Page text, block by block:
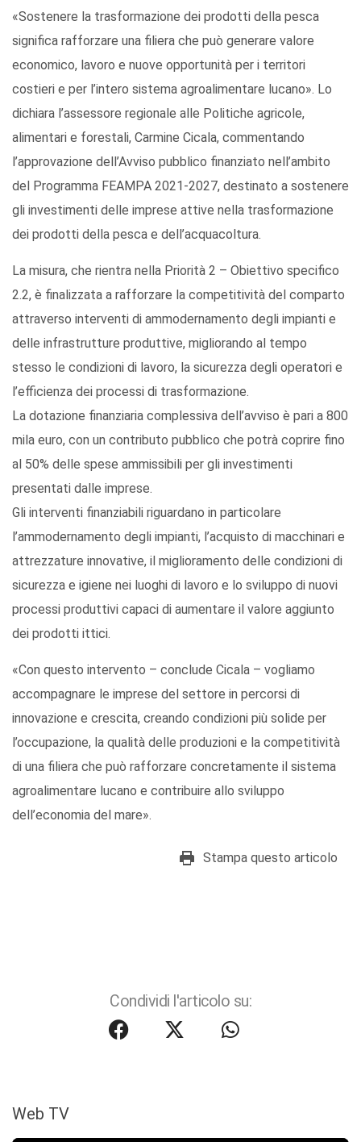
«Sostenere la trasformazione dei prodotti della pesca
significa rafforzare una filiera che può generare valore
economico, lavoro e nuove opportunità per i territori
costieri e per l’intero sistema agroalimentare lucano». Lo
dichiara l’assessore regionale alle Politiche agricole,
alimentari e forestali, Carmine Cicala, commentando
l’approvazione dell’Avviso pubblico finanziato nell’ambito
del Programma FEAMPA 2021-2027, destinato a sostenere
gli investimenti delle imprese attive nella trasformazione
dei prodotti della pesca e dell’acquacoltura.
La misura, che rientra nella Priorità 2 – Obiettivo specifico
2.2, è finalizzata a rafforzare la competitività del comparto
attraverso interventi di ammodernamento degli impianti e
delle infrastrutture produttive, migliorando al tempo
stesso le condizioni di lavoro, la sicurezza degli operatori e
l’efficienza dei processi di trasformazione.
La dotazione finanziaria complessiva dell’avviso è pari a 800
mila euro, con un contributo pubblico che potrà coprire fino
al 50% delle spese ammissibili per gli investimenti
presentati dalle imprese.
Gli interventi finanziabili riguardano in particolare
l’ammodernamento degli impianti, l’acquisto di macchinari e
attrezzature innovative, il miglioramento delle condizioni di
sicurezza e igiene nei luoghi di lavoro e lo sviluppo di nuovi
processi produttivi capaci di aumentare il valore aggiunto
dei prodotti ittici.
«Con questo intervento – conclude Cicala – vogliamo
accompagnare le imprese del settore in percorsi di
innovazione e crescita, creando condizioni più solide per
l’occupazione, la qualità delle produzioni e la competitività
di una filiera che può rafforzare concretamente il sistema
agroalimentare lucano e contribuire allo sviluppo
dell’economia del mare».
Stampa questo articolo
Condividi l'articolo su:
Web TV